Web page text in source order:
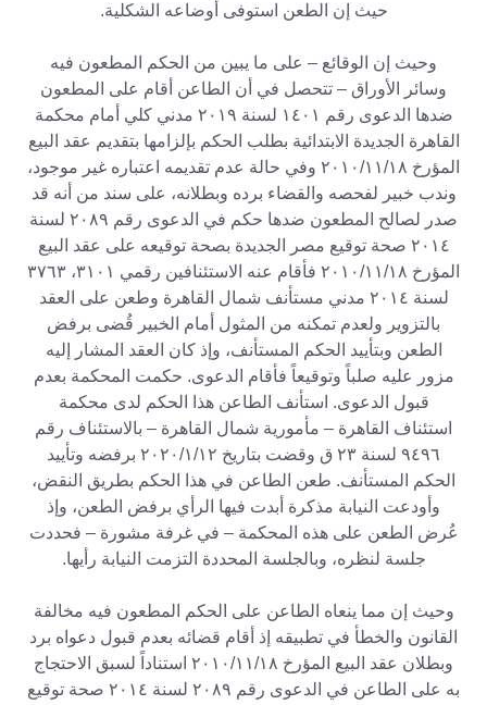
حيث إن الطعن استوفى أوضاعه الشكلية.
وحيث إن الوقائع – على ما يبين من الحكم المطعون فيه
وسائر الأوراق – تتحصل في أن الطاعن أقام على المطعون
ضدها الدعوى رقم ١٤٠١ لسنة ۲۰۱۹ مدني كلي أمام محكمة
القاهرة الجديدة الابتدائية بطلب الحكم بإلزامها بتقديم عقد البيع
المؤرخ ۲۰۱۰/۱۱/۱۸ وفي حالة عدم تقديمه اعتباره غير موجود،
وندب خبير لفحصه والقضاء برده وبطلانه، على سند من أنه قد
صدر لصالح المطعون ضدها حكم في الدعوى رقم ۲۰۸۹ لسنة
۲۰۱٤ صحة توقيع مصر الجديدة بصحة توقيعه على عقد البيع
المؤرخ ۲۰۱۰/۱۱/۱۸
فأقام عنه الاستئنافين رقمي ۳۱۰۱، ۳۷٦۳
لسنة ۲۰۱٤ مدني مستأنف شمال القاهرة وطعن على العقد
بالتزوير ولعدم تمكنه من المثول أمام الخبير قُضى برفض
الطعن وبتأييد الحكم المستأنف، وإذ كان العقد المشار إليه
مزور عليه صلباً وتوقيعاً فأقام الدعوى. حكمت المحكمة بعدم
قبول الدعوى. استأنف الطاعن هذا الحكم لدى محكمة
استئناف القاهرة – مأمورية شمال القاهرة – بالاستئناف رقم
٩٤٩٦ لسنة ۲۳ ق وقضت بتاريخ
۲۰۲۰/۱/۱۲ برفضه وتأييد
الحكم المستأنف. طعن الطاعن في هذا الحكم بطريق النقض،
وأودعت النيابة مذكرة أبدت فيها الرأي برفض الطعن، وإذ
عُرض الطعن على هذه المحكمة – في غرفة مشورة – فحددت
جلسة لنظره، وبالجلسة المحددة التزمت النيابة رأيها.
وحيث إن مما ينعاه الطاعن على الحكم المطعون فيه مخالفة
القانون والخطأ في تطبيقه إذ أقام قضائه بعدم قبول دعواه برد
وبطلان عقد البيع المؤرخ ۲۰۱۰/۱۱/۱۸ استناداً لسبق الاحتجاج
به على الطاعن في الدعوى رقم ۲۰۸۹ لسنة ۲۰۱٤ صحة توقيع